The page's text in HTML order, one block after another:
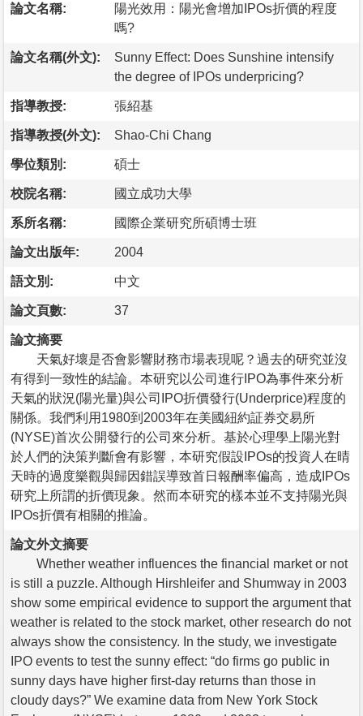
論文名稱:
陽光效用：陽光會增加IPOs折價的程度
嗎?
論文名稱(外文):
Sunny Effect: Does Sunshine intensify
the degree of IPOs underpricing?
指導教授: 張紹基
指導教授(外文): Shao-Chi Chang
學位類別: 碩士
校院名稱: 國立成功大學
系所名稱: 國際企業研究所碩博士班
論文出版年: 2004
語文別: 中文
論文頁數: 37
論文摘要
天氣好壞是否會影響財務市場表現呢？過去的研究並沒
有得到一致性的結論。本研究以公司進行IPO為事件來分析
天氣的狀況(陽光量)與公司IPO折價發行(Underprice)程度的
關係。我們利用1980到2003年在美國紐約証券交易所
(NYSE)首次公開發行的公司來分析。基於心理學上陽光對
於人們的決策判斷會有影響，本研究假設IPOs的投資人在晴
天時的過度樂觀與歸因錯誤導致首日報酬率偏高，造成IPOs
研究上所謂的折價現象。然而本研究的樣本並不支持陽光與
IPOs折價有相關的推論。
論文外文摘要
Whether weather influences the financial market or not
is still a puzzle. Although Hirshleifer and Shumway in 2003
show some empirical evidence to support the argument that
weather is related to the stock market, other research do not
always show the consistency. In the study, we investigate
IPO events to test the sunny effect: “do firms go public in
sunny days have higher first-day returns than those in
cloudy days?” We examine data from New York Stock